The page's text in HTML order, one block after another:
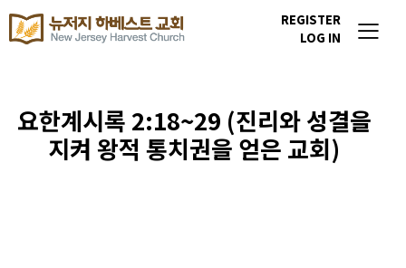
REGISTER
LOG IN
요한계시록 2:18~29 (진리와 성결을
지켜 왕적 통치권을 얻은 교회)